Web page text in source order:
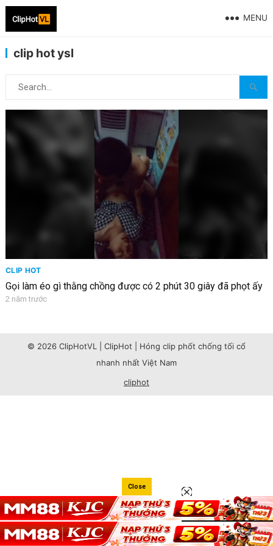
MENU
clip hot ysl
CLIP HOT
Gọi làm éo gì thằng chồng được có 2 phút 30 giây đã phọt ấy
2 năm trước
© 2026 ClipHotVL | ClipHot | Hóng clip phốt chống tối cổ
nhanh nhất Việt Nam
cliphot
Close